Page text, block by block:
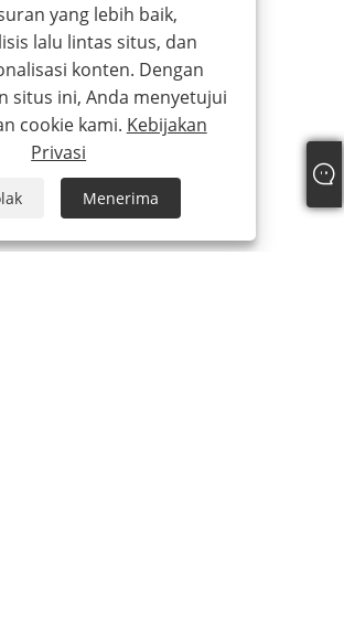
yang lebih baik,
lalu lintas situs, dan
konten. Dengan
situs ini, Anda menyetujui
cookie kami. Kebijakan
Privasi
Menerima